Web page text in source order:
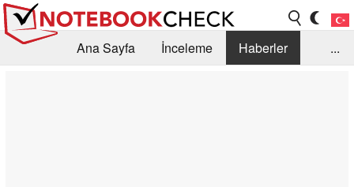
Ana Sayfa İnceleme
Haberler
...